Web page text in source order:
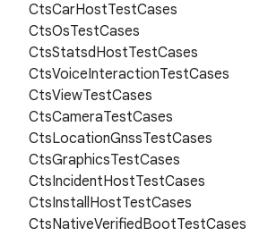
CtsCarHostTestCases
CtsOsTestCases
CtsStatsdHostTestCases
CtsVoiceInteractionTestCases
CtsViewTestCases
CtsCameraTestCases
CtsLocationGnssTestCases
CtsGraphicsTestCases
CtsIncidentHostTestCases
CtsInstallHostTestCases
CtsNativeVerifiedBootTestCases